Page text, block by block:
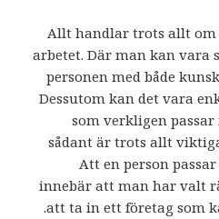
Allt handlar trots allt
arbetet. Där man kan vara
personen med både
Dessutom kan det vara
som verkligen
sådant är trots allt
Att en person
innebär att man har valt
att ta in ett företag som